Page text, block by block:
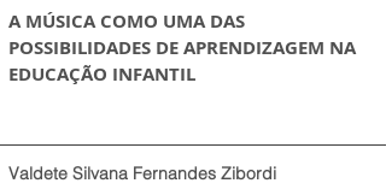
A MÚSICA COMO UMA DAS
POSSIBILIDADES DE APRENDIZAGEM NA
EDUCAÇÃO INFANTIL
Valdete Silvana Fernandes Zibordi